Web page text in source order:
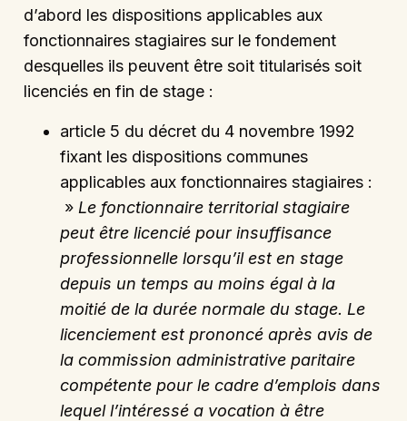
d’abord les dispositions applicables aux
fonctionnaires stagiaires sur le fondement
desquelles ils peuvent être soit titularisés soit
licenciés en fin de stage :
article 5 du décret du 4 novembre 1992
fixant les dispositions communes
applicables aux fonctionnaires stagiaires :
» Le fonctionnaire territorial stagiaire
peut être licencié pour insuffisance
professionnelle lorsqu’il est en stage
depuis un temps au moins égal à la
moitié de la durée normale du stage. Le
licenciement est prononcé après avis de
la commission administrative paritaire
compétente pour le cadre d’emplois dans
lequel l’intéressé a vocation à être